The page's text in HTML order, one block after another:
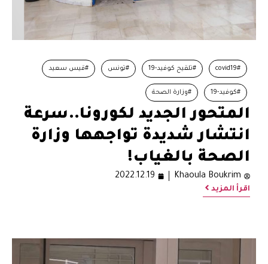
#covid19 #تلقيح كوفيد-19 #تونس #قيس سعيد
#كوفيد-19 #وزارة الصحة
المتحور الجديد لكورونا..سرعة
انتشار شديدة تواجهها وزارة
الصحة بالغياب!
Khaoula Boukrim
2022.12.19
اقرأ المزيد